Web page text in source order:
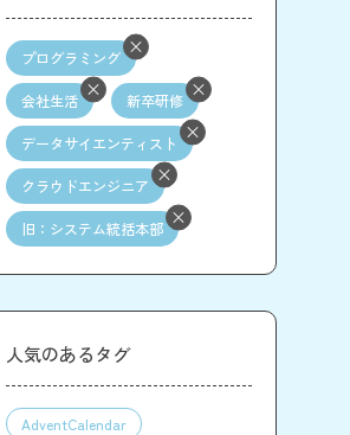
プログラミング
会社生活 新卒研修
データサイエンティスト
クラウドエンジニア
旧：システム統括本部
人気のあるタグ
AdventCalendar